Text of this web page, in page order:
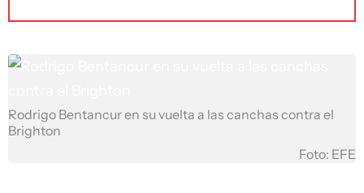
Rodrigo Bentancur en su vuelta a las canchas contra el
Brighton
Foto: EFE